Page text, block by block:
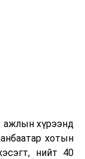
хангах зэрэг
тусгажээ.
ажлын хүрээнд
хотын
нийт 40